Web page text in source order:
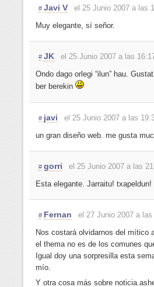
# Javi V
el 25 Junio 2007 a las
Muy elegante, sí señor.
# JK
el 25 Junio 2007 a las
Ondo dago orlegi “ilun” hau.
ber berekin
# javi
el 25 Junio 2007 a las
un gran diseño web. me gusta
# gorri
el 25 Junio 2007 a las
Esta elegante. Jarraitu! txapeldun!
# Fernan
el 27 Junio 2007 a las
Nos costará olvidarnos del
el thema no es de los comunes
Igual doy una sorpresilla esta
mío.
Y otra cosa más sobre